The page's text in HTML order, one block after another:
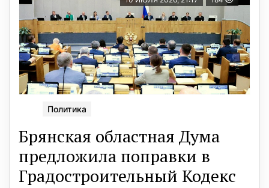
Политика
Брянская областная Дума
предложила поправки в
Градостроительный Кодекс